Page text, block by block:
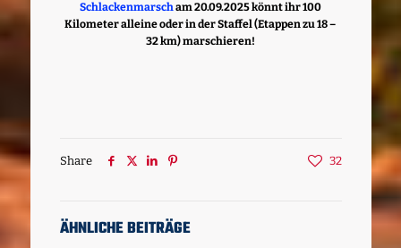
Schlackenmarscham 20.09.2025 könnt ihr 100
Kilometer alleine oder in der Staffel (Etappen zu 18 –
32 km) marschieren!
Share 32
ÄHNLICHE BEITRÄGE